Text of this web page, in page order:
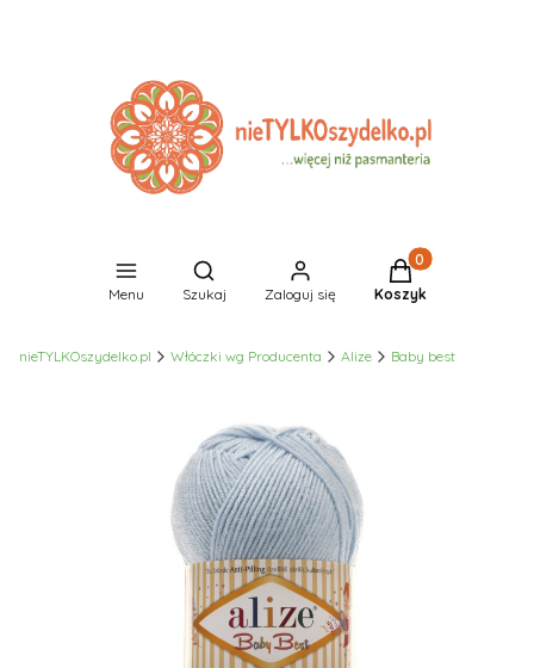
Menu
Otwórz wyszukiwarkę
Szukaj Zaloguj się
Produkty w
Koszyk
nieTYLKOszydelko.pl Włóczki wg Producenta Alize Baby best